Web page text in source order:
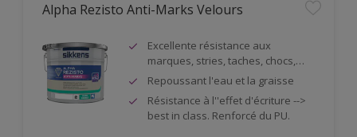
Alpha Rezisto Anti-Marks Velours
Excellente résistance aux
marques, stries, taches, chocs,…
Repoussant l'eau et la graisse
Résistance à l''effet d'écriture -->
best in class. Renforcé du PU.